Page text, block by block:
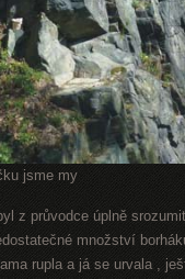
jsme my
z průvodce úplně
množství
rupla a já se urvala ,